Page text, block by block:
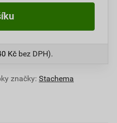
Kč bez DPH).
značky: Stachema